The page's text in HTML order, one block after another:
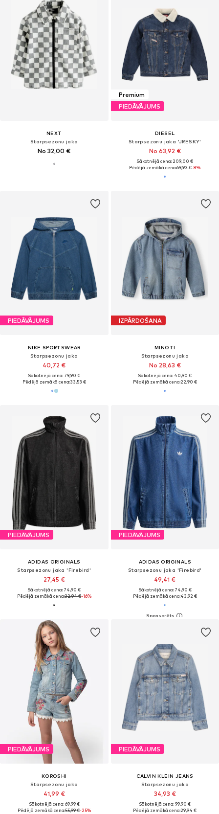
NEXT
Starpsezonu jaka
No 32,00 €
Premium
PIEDĀVĀJUMS
DIESEL
Starpsezonu jaka 'JRESKY'
No 63,92 €
Sākotnējā cena: 209,00 €
Pēdējā zemākā cena:69,93 €-8%
PIEDĀVĀJUMS
NIKE SPORTSWEAR
Starpsezonu jaka
40,72 €
Sākotnējā cena: 79,90 €
Pēdējā zemākā cena:33,53 €
IZPĀRDOŠANA
MINOTI
Starpsezonu jaka
No 28,63 €
Sākotnējā cena: 40,90 €
Pēdējā zemākā cena:22,90 €
PIEDĀVĀJUMS
ADIDAS ORIGINALS
Starpsezonu jaka 'Firebird'
27,45 €
Sākotnējā cena: 74,90 €
Pēdējā zemākā cena:32,94 €-16%
PIEDĀVĀJUMS
ADIDAS ORIGINALS
Starpsezonu jaka 'Firebird'
49,41 €
Sākotnējā cena: 74,90 €
Pēdējā zemākā cena:43,92 €
PIEDĀVĀJUMS
KOROSHI
Starpsezonu jaka
41,99 €
Sākotnējā cena: 69,99 €
Pēdējā zemākā cena:55,99 €-25%
PIEDĀVĀJUMS
CALVIN KLEIN JEANS
Starpsezonu jaka
34,93 €
Sākotnējā cena: 99,90 €
Pēdējā zemākā cena:29,94 €